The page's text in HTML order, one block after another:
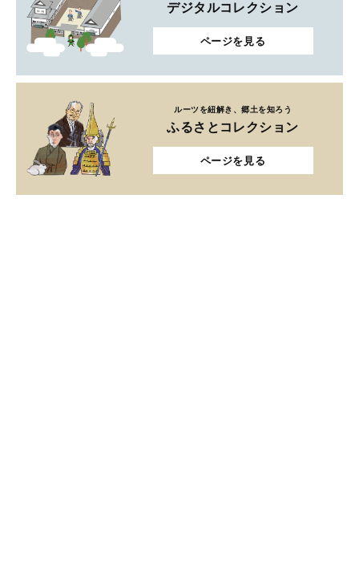
デジタルコレクション
ページを見る
ルーツを紐解き、郷土を知ろう
ふるさとコレクション
ページを見る